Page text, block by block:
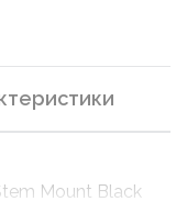
Mount Black